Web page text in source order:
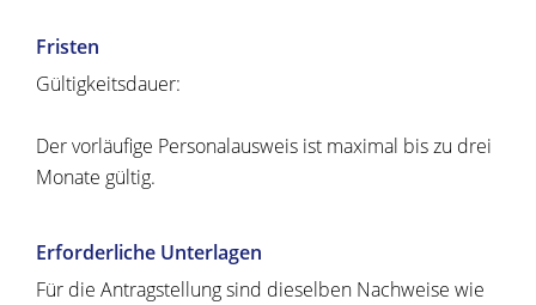
Fristen
Gültigkeitsdauer:
Dervorläufige Personalausweis ist maximal bis zu drei
Monate gültig.
Erforderliche Unterlagen
Für die Antragstellung sind dieselben Nachweise wie